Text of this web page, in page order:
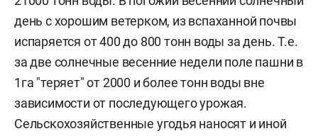
день с хорошим ветерком, из вспаханной почвы
испаряется от 400 до 800 тонн воды за день. Т.е.
за две солнечные весенние недели поле пашни в
1га "теряет" от 2000 и более тонн воды вне
зависимости от последующего урожая.
Сельскохозяйственные угодья наносят и иной